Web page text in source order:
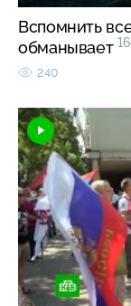
Вспомнить
обманывает
240